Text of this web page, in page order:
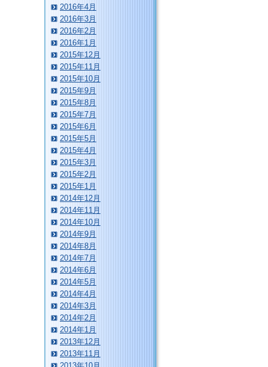
2016年4月
2016年3月
2016年2月
2016年1月
2015年12月
2015年11月
2015年10月
2015年9月
2015年8月
2015年7月
2015年6月
2015年5月
2015年4月
2015年3月
2015年2月
2015年1月
2014年12月
2014年11月
2014年10月
2014年9月
2014年8月
2014年7月
2014年6月
2014年5月
2014年4月
2014年3月
2014年2月
2014年1月
2013年12月
2013年11月